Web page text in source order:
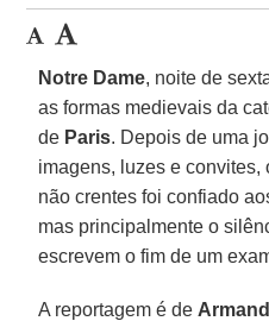
Notre Dame, noite de
as formas medievais da
de Paris. Depois de uma
imagens, luzes e convites,
não crentes foi confiado
mas principalmente o
escrevem o fim de um
A reportagem é de